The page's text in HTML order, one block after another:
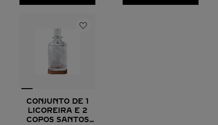
CONJUNTO DE 1
LICOREIRA E 2
COPOS SANTOS